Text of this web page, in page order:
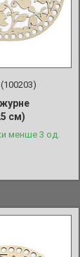
см)
менше 3 од.